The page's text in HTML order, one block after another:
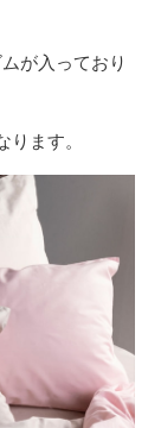
が入っており
ます。